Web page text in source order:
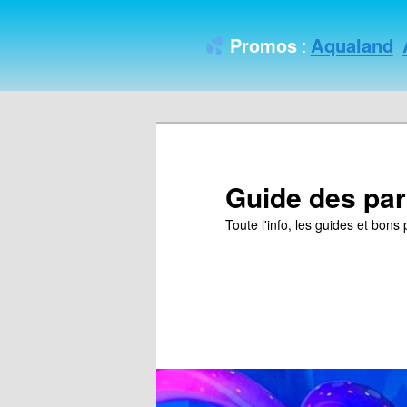
Promos:Aqualand
Guide des
Toute l'info, les guides et